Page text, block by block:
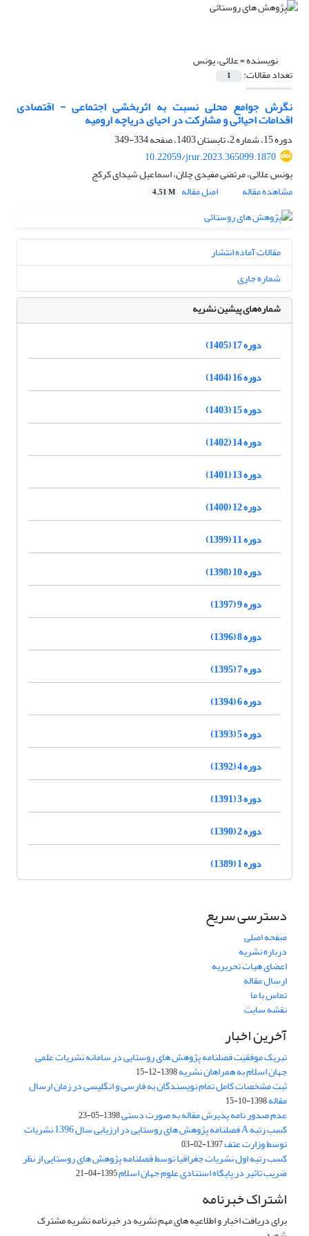
نویسنده =علائی، یونس
تعداد مقالات: 1
نگرش جوامع محلی نسبت به اثربخشی اجتماعی - اقتصادی
اقدامات احیائی و مشارکت در احیای دریاچه ارومیه
دوره 15، شماره 2، تابستان 1403، صفحه
334-349
10.22059/jrur.2023.365099.1870
یونس علائی، مرتضی مفیدی چلان، اسماعیل شیدای کرکج
مشاهده مقاله
اصل مقاله 4.51 M
مقالات آماده انتشار
شماره جاری
شماره‌های پیشین نشریه
دوره 17 (1405)
دوره 16 (1404)
دوره 15 (1403)
دوره 14 (1402)
دوره 13 (1401)
دوره 12 (1400)
دوره 11 (1399)
دوره 10 (1398)
دوره 9 (1397)
دوره 8 (1396)
دوره 7 (1395)
دوره 6 (1394)
دوره 5 (1393)
دوره 4 (1392)
دوره 3 (1391)
دوره 2 (1390)
دوره 1 (1389)
دسترسی سریع
صفحه اصلی
درباره نشریه
اعضای هیات تحریریه
ارسال مقاله
تماس با ما
نقشه سایت
آخرین اخبار
تبریک موفقیت فصلنامه پژوهش های روستایی در سامانه نشریات علمی
جهان اسلام به همراهان نشریه1398-12-15
ثبت مشخصات کامل تمام نویسندگان به فارسی و انگلیسی در زمان ارسال
مقاله1398-10-15
عدم صدور نامه پذیرش مقاله به صورت دستی1398-05-23
کسب رتبه A فصلنامه پژوهش های روستایی در ارزیابی سال 1396 نشریات
توسط وزارت عتف1397-02-03
کسب رتبه اول نشریات جغرافیا توسط فصلنامه پژوهش های روستایی از نظر
ضریب تاثیر در پایگاه استنادی علوم جهان اسلام1395-04-21
اشتراک خبرنامه
برای دریافت اخبار و اطلاعیه های مهم نشریه در خبرنامه نشریه مشترک